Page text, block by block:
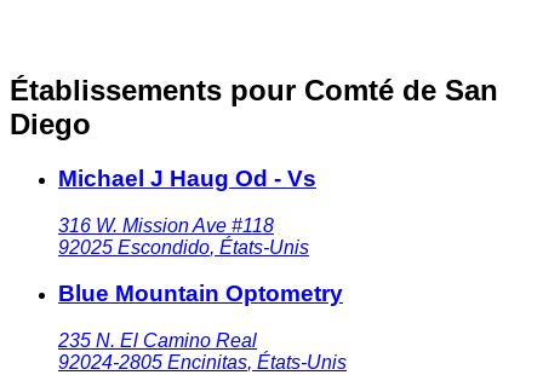
Établissements pour Comté de San
Diego
Michael J Haug Od - Vs
316 W. Mission Ave #118
92025 Escondido, États-Unis
Blue Mountain Optometry
235 N. El Camino Real
92024-2805 Encinitas, États-Unis